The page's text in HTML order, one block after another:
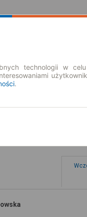
technologii w
.